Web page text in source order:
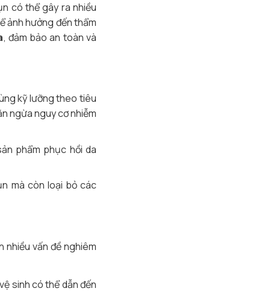
có thể gây ra nhiều
ảnh hưởng đến thẩm
, đảm bảo an toàn và
kỹ lưỡng theo tiêu
ngừa nguy cơ nhiễm
phẩm phục hồi da
mà còn loại bỏ các
nhiều vấn đề nghiêm
sinh có thể dẫn đến